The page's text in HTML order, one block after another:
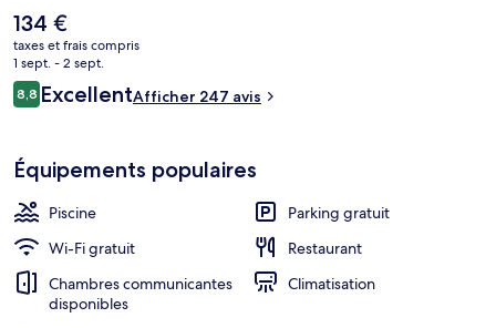
figurent 2 bars/lounges, un bar en bord de piscine et une salle de
fitness ouverte 24 h/24. Les autres voyageurs adorent le personnel
attentionné.
Le
prix
actuel
est
de
134 €
taxes et frais compris
1 sept. - 2 sept.
Avis
voyageurs
8,88,8 sur 10
ExcellentAfficher 247 avis
Équipements populaires
Piscine
Parking gratuit
Wi-Fi gratuit
Restaurant
Chambres communicantes
disponibles
Climatisation